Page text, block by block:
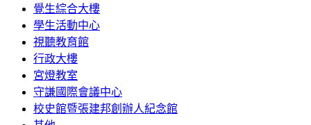
覺生綜合大樓
學生活動中心
視聽教育館
行政大樓
宮燈教室
守謙國際會議中心
校史館暨張建邦創辦人紀念館